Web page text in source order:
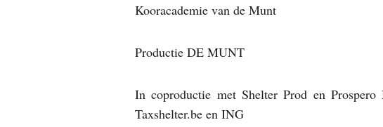
Kooracademie van de Munt
Productie DE MUNT
In coproductie met Shelter Prod en
Taxshelter.be en ING